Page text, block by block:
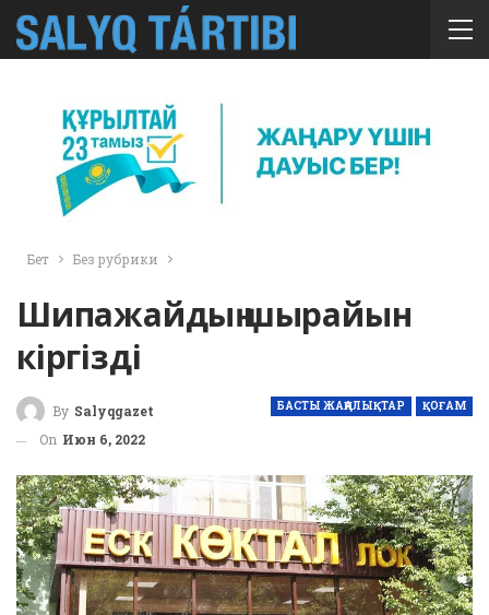
Бет Без рубрики
Шипажайдың шырайын
кіргізді
БАСТЫ ЖАҢАЛЫҚТАР ҚОҒАМ
By Salyqgazet
On Июн 6, 2022